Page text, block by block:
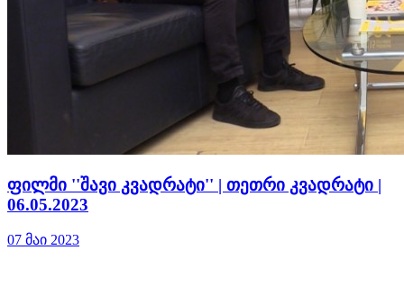
ფილმი ''შავი კვადრატი'' | თეთრი კვადრატი |
06.05.2023
07 მაი 2023